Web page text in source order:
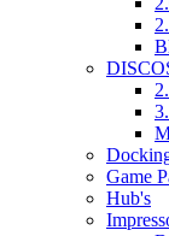
Game
Hub's